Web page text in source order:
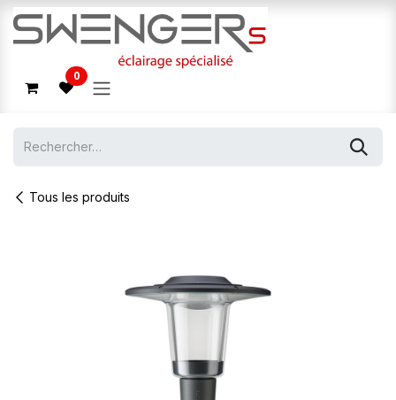
Se rendre au contenu
0
Tous les produits